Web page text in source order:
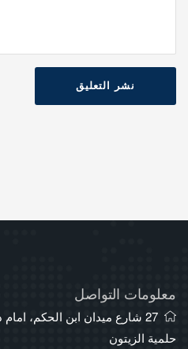
نشر التعليق
معلومات التواصل
27 شارع ميدان ابن الحكم،
حلمية الزيتون